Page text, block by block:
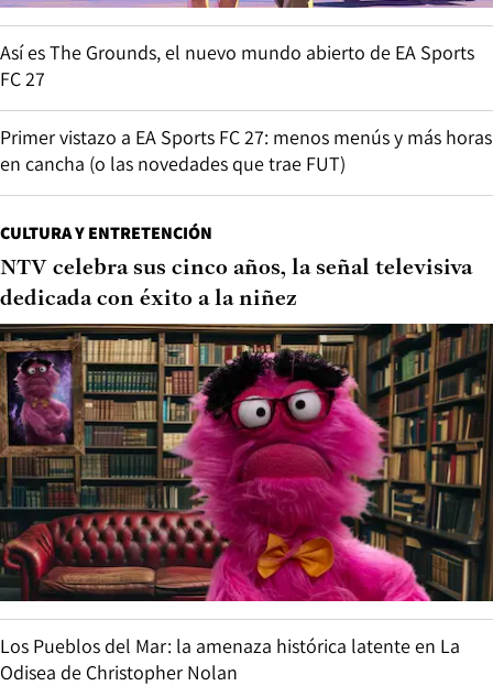
Así es The Grounds, el nuevo mundo abierto de EA Sports
FC 27
Primer vistazo a EA Sports FC 27: menos menús y más horas
en cancha (o las novedades que trae FUT)
CULTURA Y ENTRETENCIÓN
NTV celebra sus cinco años, la señal televisiva
dedicada con éxito a la niñez
Los Pueblos del Mar: la amenaza histórica latente en La
Odisea de Christopher Nolan